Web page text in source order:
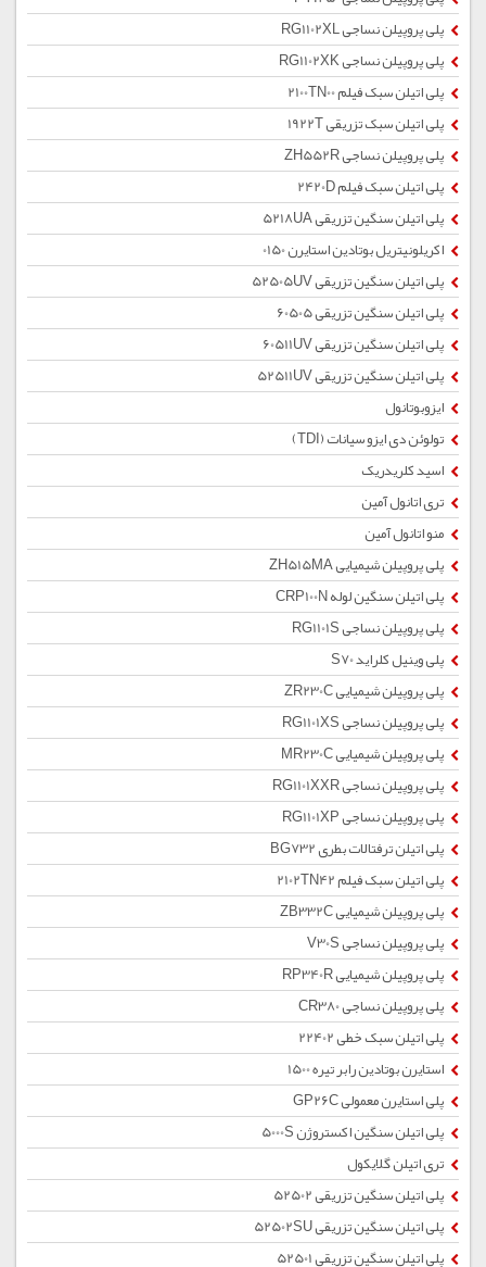
پلی پروپیلن نساجی RG1102XL
پلی پروپیلن نساجی RG1102XK
پلی اتیلن سبک فیلم 2100TN00
پلی اتیلن سبک تزریقی 1922T
پلی پروپیلن نساجی ZH552R
پلی اتیلن سبک فیلم 2420D
پلی اتیلن سنگین تزریقی 5218UA
اکریلونیتریل بوتادین استایرن 0150
پلی اتیلن سنگین تزریقی 52505UV
پلی اتیلن سنگین تزریقی 60505
پلی اتیلن سنگین تزریقی 60511UV
پلی اتیلن سنگین تزریقی 52511UV
ایزوبوتانول
تولوئن دی ایزو سیانات (TDI)
اسید کلریدریک
تری اتانول آمین
منو اتانول آمین
پلی پروپیلن شیمیایی ZH515MA
پلی اتیلن سنگین لوله CRP100N
پلی پروپیلن نساجی RG1101S
پلی وینیل کلراید S70
پلی پروپیلن شیمیایی ZR230C
پلی پروپیلن نساجی RG1101XS
پلی پروپیلن شیمیایی MR230C
پلی پروپیلن نساجی RG1101XXR
پلی پروپیلن نساجی RG1101XP
پلی اتیلن ترفتالات بطری BG732
پلی اتیلن سبک فیلم 2102TN42
پلی پروپیلن شیمیایی ZB332C
پلی پروپیلن نساجی V30S
پلی پروپیلن شیمیایی RP340R
پلی پروپیلن نساجی CR380
پلی اتیلن سبک خطی 22402
استایرن بوتادین رابر تیره 1500
پلی استایرن معمولی GP26C
پلی اتیلن سنگین اکستروژن 5000S
تری اتیلن گلایکول
پلی اتیلن سنگین تزریقی 52502
پلی اتیلن سنگین تزریقی 52502SU
پلی اتیلن سنگین تزریقی 52501